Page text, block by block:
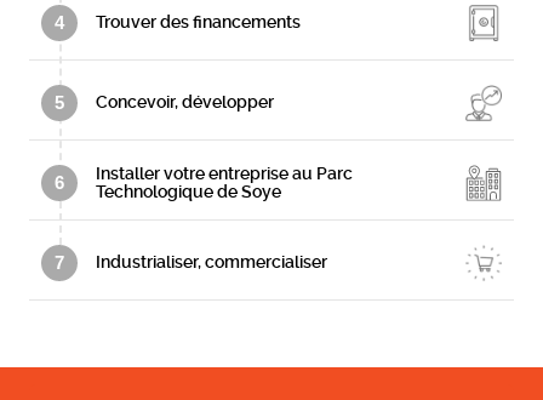
4 Trouver des financements
5 Concevoir, développer
6
Installer votre entreprise au Parc
Technologique de Soye
7 Industrialiser, commercialiser